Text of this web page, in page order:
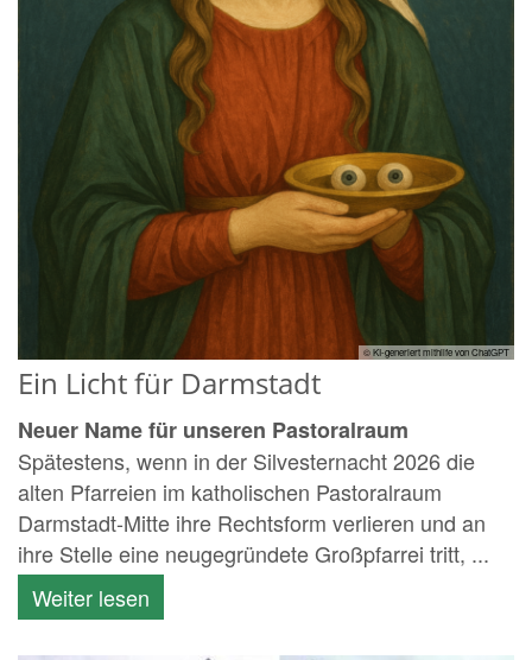
© KI-generiert mithilfe von ChatGPT
Ein Licht für Darmstadt
Neuer Name für unseren Pastoralraum
Spätestens, wenn in der Silvesternacht 2026 die
alten Pfarreien im katholischen Pastoralraum
Darmstadt-Mitte ihre Rechtsform verlieren und an
ihre Stelle eine neugegründete Großpfarrei tritt, ...
Weiter lesen